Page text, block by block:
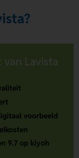
Lavista
voorbeeld
9.7 op kiyoh